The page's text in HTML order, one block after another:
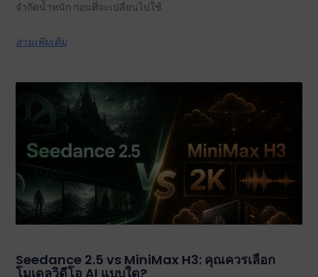
จำกัดน้ำหนัก ก่อนที่จะเปลี่ยนไปใช้.
อ่านเพิ่มเติม
Seedance 2.5 vs MiniMax H3: คุณควรเลือก
โมเดลวิดีโอ AI แบบใด?